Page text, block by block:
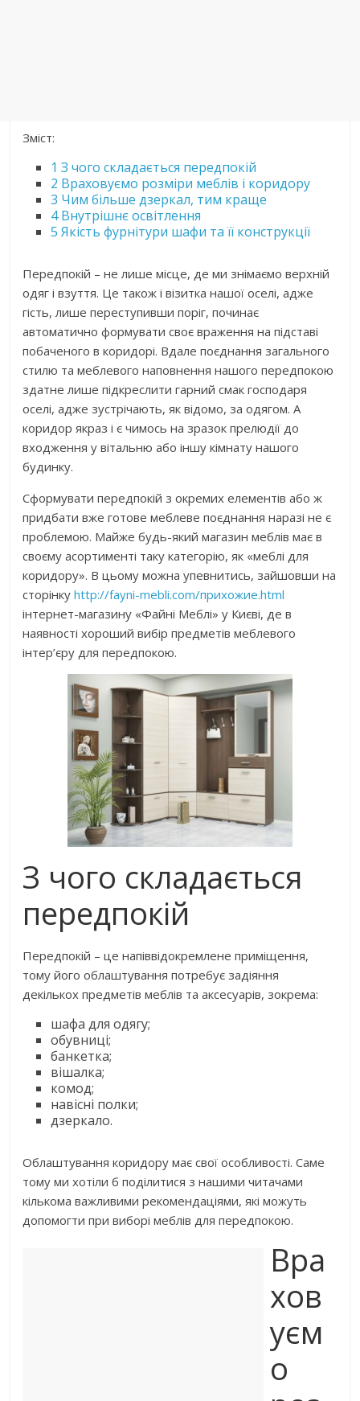
Зміст:
1 З чого складається передпокій
2 Враховуємо розміри меблів і коридору
3 Чим більше дзеркал, тим краще
4Внутрішнє освітлення
5 Якість фурнітури шафи та її конструкції
Передпокій – не лише місце, де ми знімаємо верхній
одяг і взуття. Це також і візитка нашої оселі, адже
гість, лише переступивши поріг, починає
автоматично формувати своє враження на підставі
побаченого в коридорі. Вдале поєднання загального
стилю та меблевого наповнення нашого передпокою
здатне лише підкреслити гарний смак господаря
оселі, адже зустрічають, як відомо, за одягом. А
коридор якраз і є чимось на зразок прелюдії до
входження у вітальню або іншу кімнату нашого
будинку.
Сформувати передпокій з окремих елементів або ж
придбати вже готове меблеве поєднання наразі не є
проблемою. Майже будь-який магазин меблів має в
своєму асортименті таку категорію, як «меблі для
коридору». В цьому можна упевнитись, зайшовши на
сторінкуhttp://fayni-mebli.com/прихожие.html
інтернет-магазину «Файні Меблі» у Києві, де в
наявності хороший вибір предметів меблевого
інтер’єру для передпокою.
З чого складається
передпокій
Передпокій – це напіввідокремлене приміщення,
тому його облаштування потребує задіяння
декількох предметів меблів та аксесуарів, зокрема:
шафа для одягу;
обувниці;
банкетка;
вішалка;
комод;
навісні полки;
дзеркало.
Облаштування коридору має свої особливості. Саме
тому ми хотіли б поділитися з нашими читачами
кількома важливими рекомендаціями, які можуть
допомогти при виборі меблів для передпокою.
Вра
хов
уєм
о